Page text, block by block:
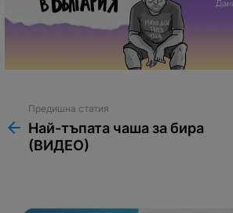
more
Предишна статия
Най-тъпата чаша за бира
(ВИДЕО)